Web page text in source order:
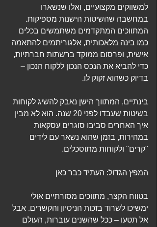
למשווקים מקצועיים, ואלו שנשארו
במחשבה שהשיטות הישנות מספיקות.
המתווכים המתקדמים משתמשים בכלים
כמו בינה מלאכותית, אלגוריתמים להתאמה
אישית, ופרסום ממוקד ברשתות חברתיות,
כדי להביא את הנכס הנכון ללקוח הנכון –
בדיוק כשהוא זקוק לו.
בינתיים, המתווך הישן נאבק להשיג לקוחות
בשיטות שעבדו לפני 20 שנה. הוא לא מבין
איך האחרים סביבו סוגרים עסקאות
במהירות, בזמן שהוא נשאר עם לידים
"קרים" ולקוחות מתוסכלים.
המפץ הגדול: העתיד כבר כאן
בטווח הקצר, מתווכים מסורתיים אולי
ימשיכו לשרוד בזכות הניסיון והקשרים. אבל
אל תטעו – ככל שהשנים עוברות, העולם